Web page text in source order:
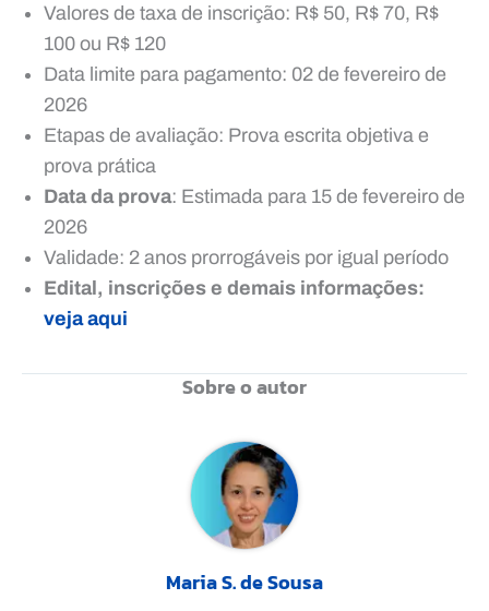
Valores de taxa de inscrição: R$ 50, R$ 70, R$
100 ou R$ 120
Data limite para pagamento: 02 de fevereiro de
2026
Etapas de avaliação: Prova escrita objetiva e
prova prática
Data da prova: Estimada para 15 de fevereiro de
2026
Validade: 2 anos prorrogáveis por igual período
Edital, inscrições e demais informações:
veja aqui
Sobre o autor
Maria S. de Sousa